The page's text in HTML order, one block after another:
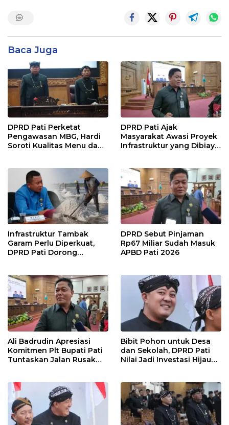
Baca Juga
DPRD Pati Perketat
Pengawasan MBG, Hardi
Soroti Kualitas Menu dan
DPRD Pati Ajak
Masyarakat Awasi Proyek
Infrastruktur yang Dibiayai
Infrastruktur Tambak
Garam Perlu Diperkuat,
DPRD Pati Dorong
DPRD Sebut Pinjaman
Rp67 Miliar Sudah Masuk
APBD Pati 2026
Ali Badrudin Apresiasi
Komitmen Plt Bupati Pati
Tuntaskan Jalan Rusak
Bibit Pohon untuk Desa
dan Sekolah, DPRD Pati
Nilai Jadi Investasi Hijau